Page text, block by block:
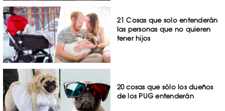
21 Cosas que solo entenderán
las personas que no quieren
tener hijos
20 cosas que sólo los dueños
de los PUG entenderán